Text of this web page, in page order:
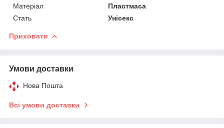
Матеріал
Пластмаса
Стать
Унісекс
Приховати
Умови доставки
Нова Пошта
Всі умови доставки